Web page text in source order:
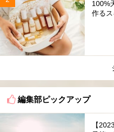
100%
作る
編集部ピックアップ
【